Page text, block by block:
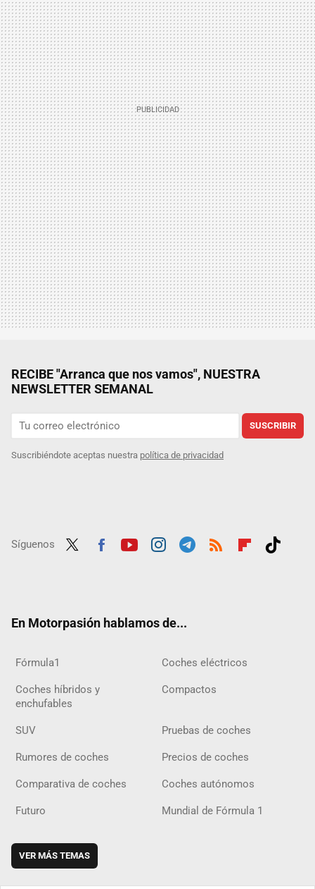
RECIBE "Arranca que nos vamos", NUESTRA
NEWSLETTER SEMANAL
SUSCRIBIR
Suscribiéndote aceptas nuestra política de privacidad
Síguenos
En Motorpasión hablamos de...
Fórmula1 Coches eléctricos
Coches híbridos y
enchufables
Compactos
SUV Pruebas de coches
Rumores de coches Precios de coches
Comparativa de coches Coches autónomos
Futuro Mundial de Fórmula 1
VER MÁS TEMAS